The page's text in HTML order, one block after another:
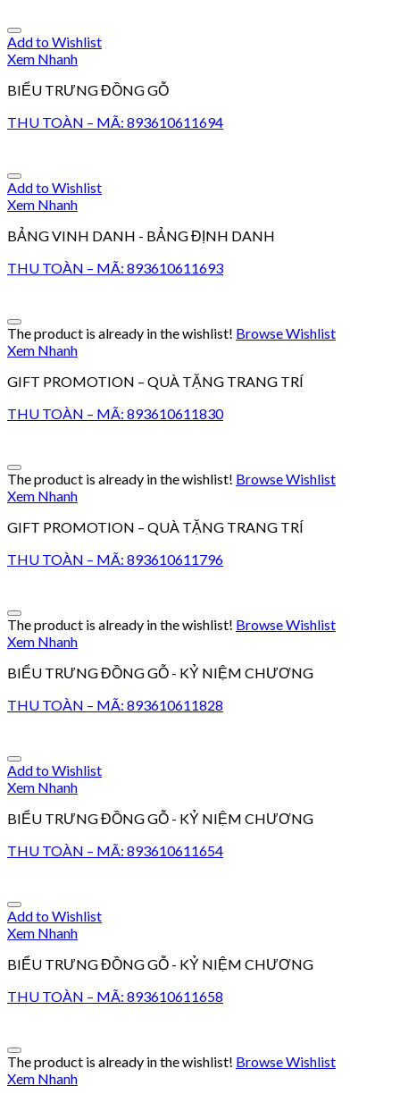
Add to Wishlist
Xem Nhanh
BIỂU TRƯNG ĐỒNG GỖ
THU TOÀN – MÃ: 893610611694
Add to Wishlist
Xem Nhanh
BẢNG VINH DANH - BẢNG ĐỊNH DANH
THU TOÀN – MÃ: 893610611693
The product is already in the wishlist! Browse Wishlist
Xem Nhanh
GIFT PROMOTION – QUÀ TẶNG TRANG TRÍ
THU TOÀN – MÃ: 893610611830
The product is already in the wishlist! Browse Wishlist
Xem Nhanh
GIFT PROMOTION – QUÀ TẶNG TRANG TRÍ
THU TOÀN – MÃ: 893610611796
The product is already in the wishlist! Browse Wishlist
Xem Nhanh
BIỂU TRƯNG ĐỒNG GỖ - KỶ NIỆM CHƯƠNG
THU TOÀN – MÃ: 893610611828
Add to Wishlist
Xem Nhanh
BIỂU TRƯNG ĐỒNG GỖ - KỶ NIỆM CHƯƠNG
THU TOÀN – MÃ: 893610611654
Add to Wishlist
Xem Nhanh
BIỂU TRƯNG ĐỒNG GỖ - KỶ NIỆM CHƯƠNG
THU TOÀN – MÃ: 893610611658
The product is already in the wishlist! Browse Wishlist
Xem Nhanh